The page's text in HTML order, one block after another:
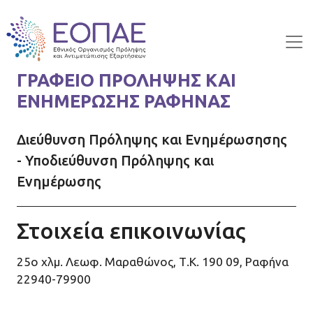
ΓΡΑΦΕΙΟ ΠΡΟΛΗΨΗΣ ΚΑΙ
ΕΝΗΜΕΡΩΣΗΣ ΡΑΦΗΝΑΣ
Διεύθυνση Πρόληψης και Ενημέρωσησης
- Υποδιεύθυνση Πρόληψης και
Ενημέρωσης
Στοιχεία επικοινωνίας
25ο χλμ. Λεωφ. Μαραθώνος, Τ.Κ. 190 09, Ραφήνα
22940-79900